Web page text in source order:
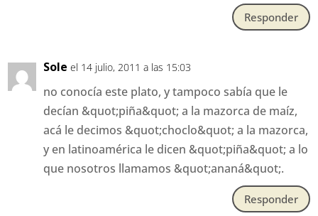
Responder
Sole el 14 julio, 2011 a las 15:03
no conocía este plato, y tampoco sabía que le
decían &quot;piña&quot; a la mazorca de maíz,
acá le decimos &quot;choclo&quot; a la mazorca,
y en latinoamérica le dicen &quot;piña&quot; a lo
que nosotros llamamos &quot;ananá&quot;.
Responder